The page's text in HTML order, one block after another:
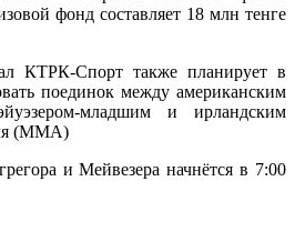
фонд составляет 18 млн тенге
КТРК-Спорт также планирует в
поединок между американским
младшим и ирландским
(ММА)
и Мейвезера начнётся в 7:00